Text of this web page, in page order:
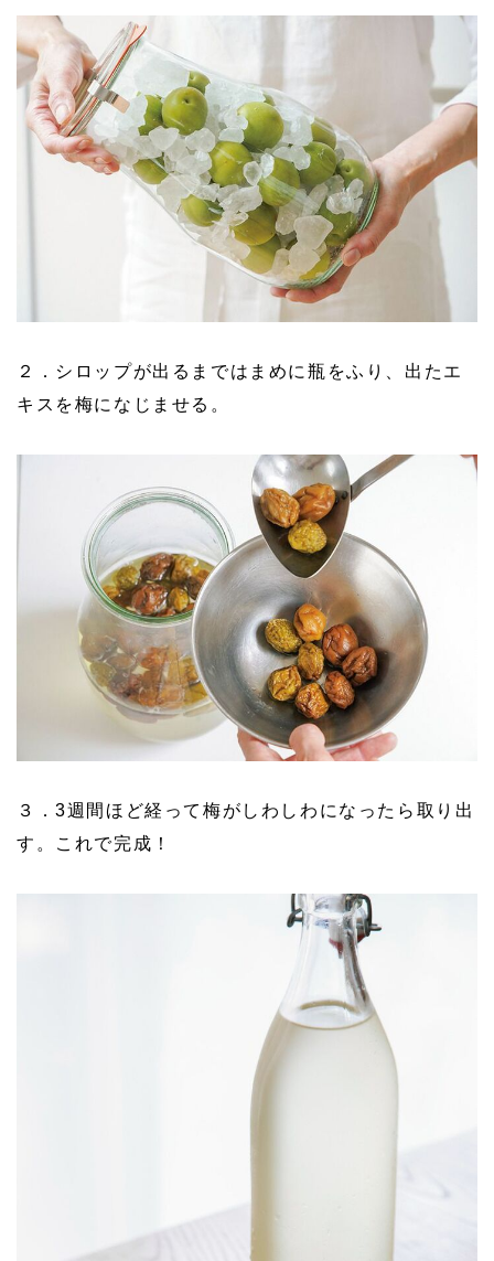
２．シロップが出るまではまめに瓶をふり、出たエ
キスを梅になじませる。
３．3週間ほど経って梅がしわしわになったら取り出
す。これで完成！